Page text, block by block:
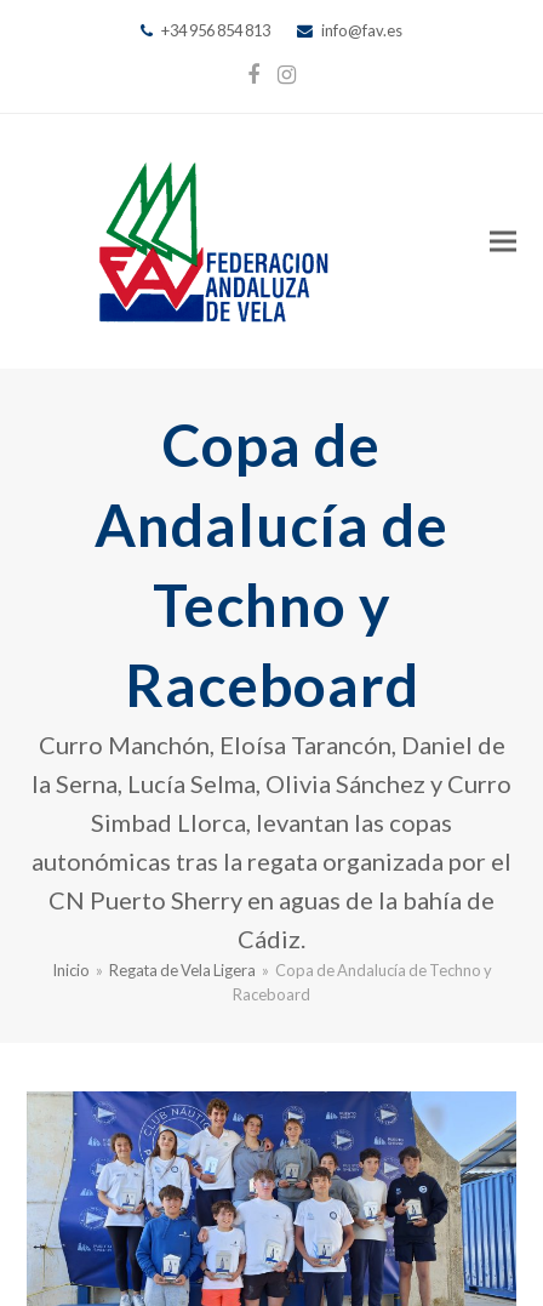
+34 956 854 813 info@fav.es
Facebook
Instagram
Copa de
Andalucía de
Techno y
Raceboard
Curro Manchón, Eloísa Tarancón, Daniel de
la Serna, Lucía Selma, Olivia Sánchez y Curro
Simbad Llorca, levantan las copas
autonómicas tras la regata organizada por el
CN Puerto Sherry en aguas de la bahía de
Cádiz.
Inicio » Regata de Vela Ligera » Copa de Andalucía de Techno y
Raceboard